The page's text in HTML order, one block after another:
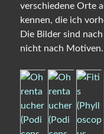
verschiedene Orte
kennen, die ich
Die Bilder sind
nicht nach Motiven.